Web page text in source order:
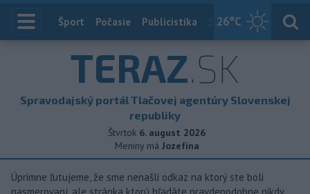
26°C
Index
Šport Počasie Publicistika Slovensko
TERAZ.SK
Spravodajský portál Tlačovej agentúry Slovenskej
republiky
Štvrtok 6. august 2026
Meniny má Jozefína
Úprimne ľutujeme, že sme nenašli odkaz na ktorý ste boli